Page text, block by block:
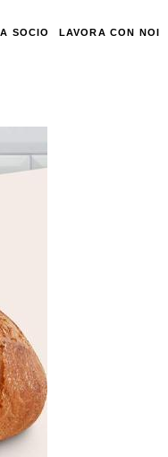
SOCIO LAVORA CON NOI